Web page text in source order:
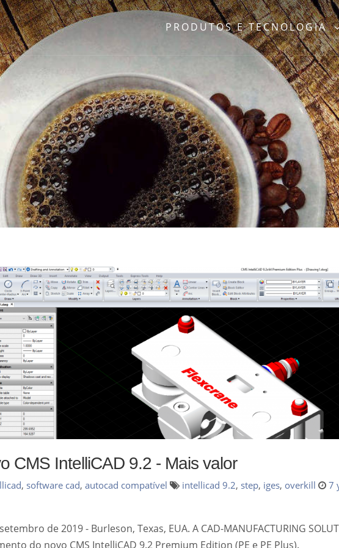
PRODUTOS E TECNOLOGIA
CMS IntelliCAD 9.2 - Mais valor
, software cad, autocad compatível intellicad 9.2, step, iges, overkill 7
de 2019 - Burleson, Texas, EUA. A CAD-MANUFACTURING
do novo CMS IntelliCAD 9.2 Premium Edition (PE e PE Plus).